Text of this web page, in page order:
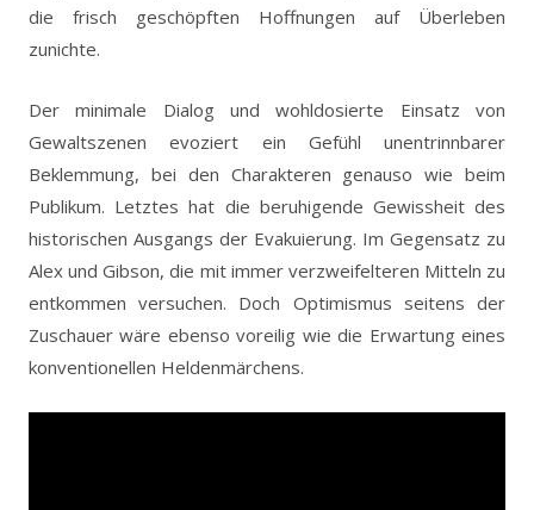
die frisch geschöpften Hoffnungen auf Überleben
zunichte.
Der minimale Dialog und wohldosierte Einsatz von
Gewaltszenen evoziert ein Gefühl unentrinnbarer
Beklemmung, bei den Charakteren genauso wie beim
Publikum. Letztes hat die beruhigende Gewissheit des
historischen Ausgangs der Evakuierung. Im Gegensatz zu
Alex und Gibson, die mit immer verzweifelteren Mitteln zu
entkommen versuchen. Doch Optimismus seitens der
Zuschauer wäre ebenso voreilig wie die Erwartung eines
konventionellen Heldenmärchens.